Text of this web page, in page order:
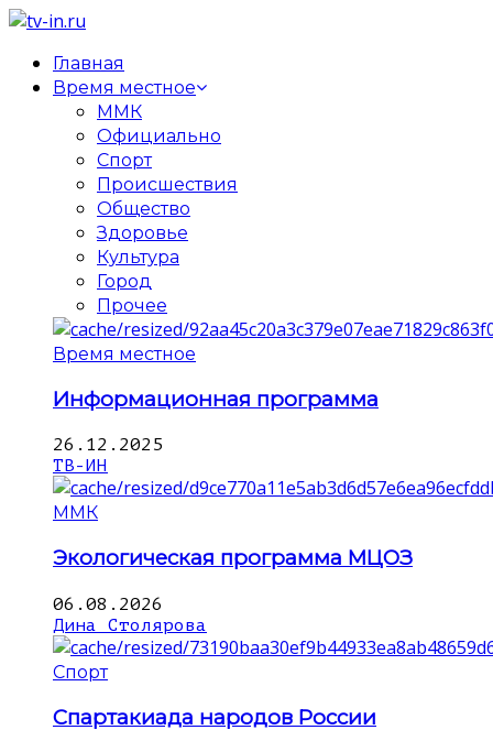
Главная
Время местное
ММК
Официально
Спорт
Происшествия
Общество
Здоровье
Культура
Город
Прочее
Время местное
Информационная программа
26.12.2025
ТВ-ИН
ММК
Экологическая программа МЦОЗ
06.08.2026
Дина Столярова
Спорт
Спартакиада народов России